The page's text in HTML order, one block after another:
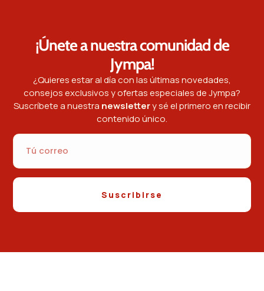
¡Únete a nuestra comunidad de
Jympa!
¿Quieres estar al día con las últimas novedades,
consejos exclusivos y ofertas especiales de Jympa?
Suscríbete a nuestra newslettery sé el primero en recibir
contenido único.
Suscribirse